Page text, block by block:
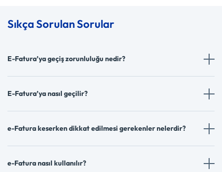
Sıkça Sorulan Sorular
E-Fatura’ya geçiş zorunluluğu nedir?
E-Fatura’ya nasıl geçilir?
e-Fatura keserken dikkat edilmesi gerekenler nelerdir?
e-Fatura nasıl kullanılır?